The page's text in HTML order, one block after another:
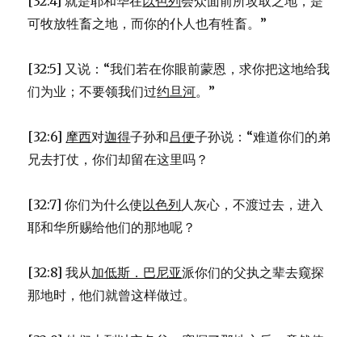
可牧放牲畜之地，而你的仆人也有牲畜。”
[32:5] 又说：“我们若在你眼前蒙恩，求你把这地给我
们为业；不要领我们过约旦河。”
[32:6] 摩西对迦得子孙和吕便子孙说：“难道你们的弟
兄去打仗，你们却留在这里吗？
[32:7] 你们为什么使以色列人灰心，不渡过去，进入
耶和华所赐给他们的那地呢？
[32:8] 我从加低斯．巴尼亚派你们的父执之辈去窥探
那地时，他们就曾这样做过。